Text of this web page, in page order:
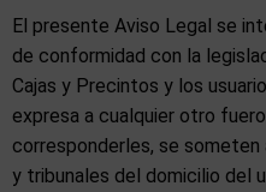
El presente Aviso Legal se
de conformidad con la
Cajas y Precintos y los
expresa a cualquier otro
corresponderles, se someten
y tribunales del domicilio del